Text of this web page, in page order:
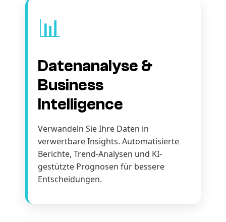
📊
Datenanalyse &
Business
Intelligence
Verwandeln Sie Ihre Daten in
verwertbare Insights. Automatisierte
Berichte, Trend-Analysen und KI-
gestützte Prognosen für bessere
Entscheidungen.